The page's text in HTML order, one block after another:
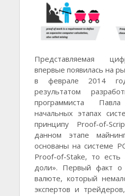
Представляемая
впервые появилась на
в феврале 2014
результатом
программиста
начальных этапах
принципу Proof-of-
данном этапе
основаны на системе
Proof-of-Stake, то есть
доли». Первый факт о
валюте, который
экспертов и